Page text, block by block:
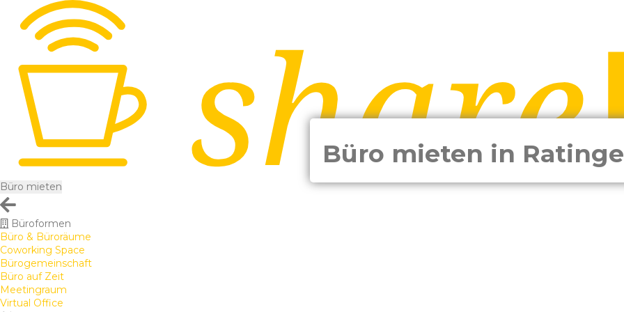
Büro mieten
Büroformen
Büro & Büroräume
Coworking Space
Bürogemeinschaft
Büro auf Zeit
Meetingraum
Virtual Office
Büro mieten in